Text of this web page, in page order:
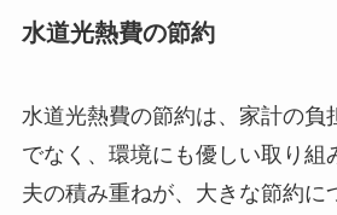
水道光熱費の節約
水道光熱費の節約は、家計の負
でなく、環境にも優しい取り組
夫の積み重ねが、大きな節約に